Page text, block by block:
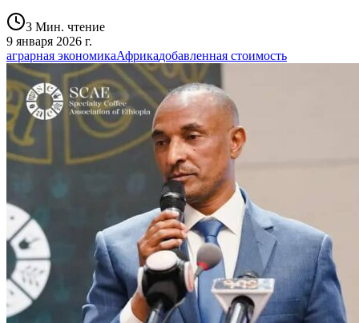
3 Мин. чтение
9 января 2026 г.
аграрная экономикаАфрикадобавленная стоимость